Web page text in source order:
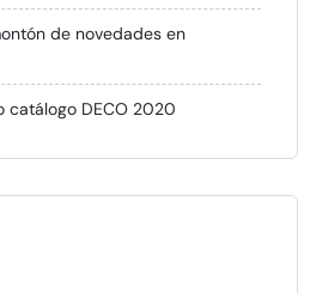
de novedades en
catálogo DECO 2020